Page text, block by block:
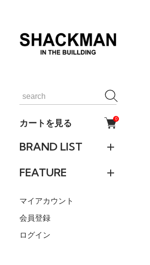
カートを見る 0
BRAND LIST
FEATURE
マイアカウント
会員登録
ログイン